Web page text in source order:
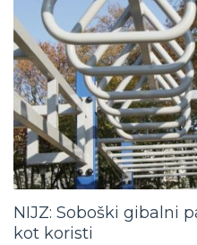
NIJZ: Soboški gibalni
kot koristi